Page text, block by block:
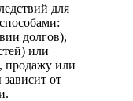
для
долгов),
или
продажу или
от